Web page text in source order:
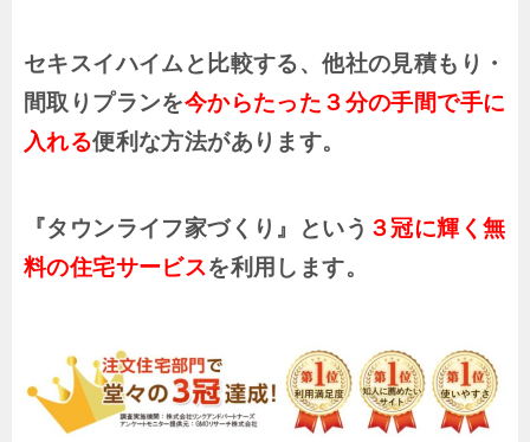
セキスイハイムと比較する、他社の見積もり・
間取りプランを今からたった３分の手間で手に
入れる便利な方法があります。
『タウンライフ家づくり』という ３冠に輝く無
料の住宅サービスを利用します。